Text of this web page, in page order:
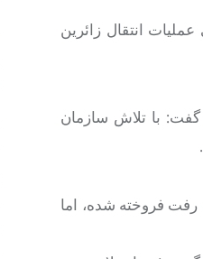
امسال ۲۰ شرکت هواپیمایی ایرانی عملیات انتقال زائرین
با تلاش سازمان
رفت فروخته شده، اما